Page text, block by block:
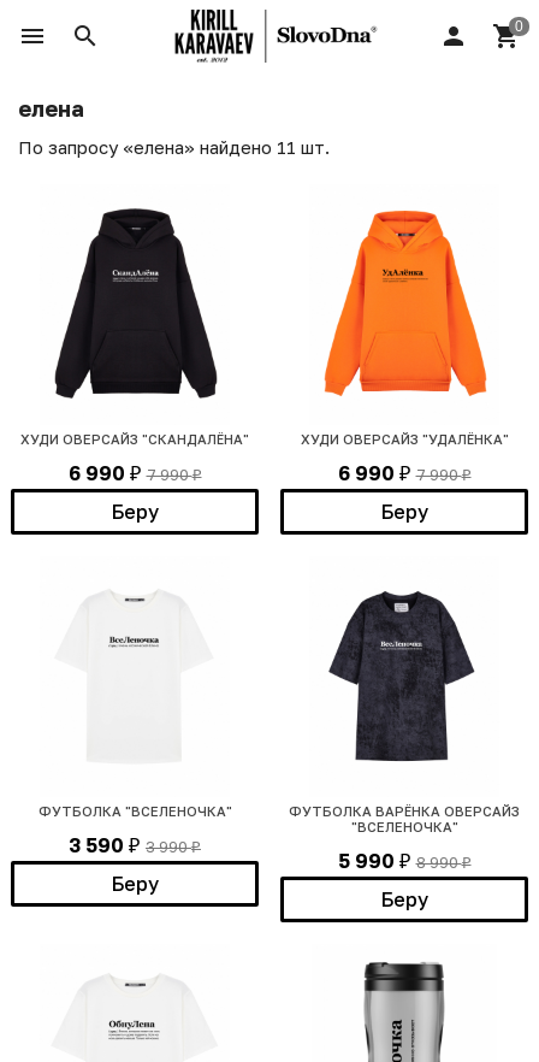
елена
По запросу «елена» найдено 11 шт.
ХУДИ ОВЕРСАЙЗ "СКАНДАЛЁНА"
6 990 ₽ 7 990₽
Беру
ХУДИ ОВЕРСАЙЗ "УДАЛЁНКА"
6 990 ₽ 7 990₽
Беру
ФУТБОЛКА "ВСЕЛЕНОЧКА"
3 590 ₽ 3 990₽
Беру
ФУТБОЛКА ВАРЁНКА ОВЕРСАЙЗ
"ВСЕЛЕНОЧКА"
5 990 ₽ 8 990₽
Беру